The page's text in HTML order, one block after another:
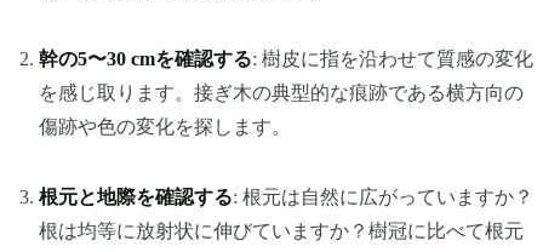
幹の5〜30 cmを確認する: 樹皮に指を沿わせて質感の変化
を感じ取ります。接ぎ木の典型的な痕跡である横方向の
傷跡や色の変化を探します。
根元と地際を確認する: 根元は自然に広がっていますか？
根は均等に放射状に伸びていますか？樹冠に比べて根元